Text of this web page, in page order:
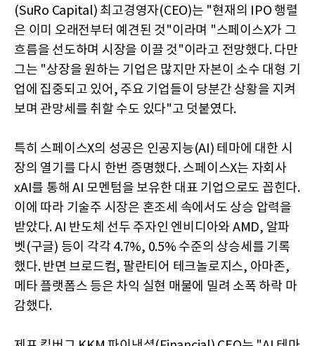
(SuRo Capital) 최고경영자(CEO)는 "현재의 IPO 행렬
은 이미 오래전부터 예견된 것"이라며 "스페이스X가 그
흐름을 선도하며 시장을 이끌 것"이라고 전망했다. 다만
그는 "상장을 원하는 기업은 많지만 자본이 소수 대형 기
업에 집중되고 있어, 주요 기업들이 당분간 상황을 지켜
보며 관망세를 취할 수도 있다"고 덧붙였다.
특히 스페이스X의 성공은 인공지능(AI) 테마에 대한 시
장의 열기를 다시 한번 증명했다. 스페이스X는 자회사
xAI를 통해 AI 모멘텀을 보유한 대표 기업으로도 꼽힌다.
이에 따라 기술주 시장은 혼조세 속에서도 상승 압력을
받았다. AI 반도체 선두 주자인 엔비디아와 AMD, 알파
벳(구글) 등이 각각 4.7%, 0.5% 수준의 상승세를 기록
했다. 반면 브로드컴, 팔란티어 테크놀로지스, 아마존,
메타 플랫폼스 등은 차익 실현 매물에 밀려 소폭 하락 마
감했다.